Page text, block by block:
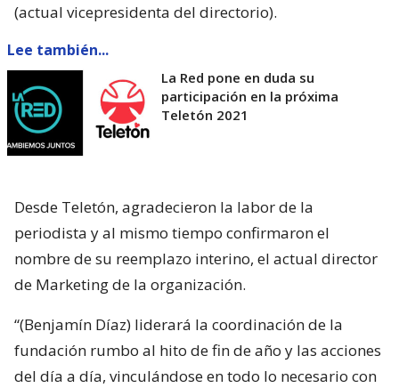
(actual vicepresidenta del directorio).
Lee también...
La Red pone en duda su
participación en la próxima
Teletón 2021
Desde Teletón, agradecieron la labor de la
periodista y al mismo tiempo confirmaron el
nombre de su reemplazo interino, el actual director
de Marketing de la organización.
“(Benjamín Díaz) liderará la coordinación de la
fundación rumbo al hito de fin de año y las acciones
del día a día, vinculándose en todo lo necesario con